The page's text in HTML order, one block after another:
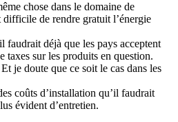
chose dans le domaine de
difficile de rendre gratuit l’énergie
faudrait déjà que les pays acceptent
taxes sur les produits en question.
je doute que ce soit le cas dans les
coûts d’installation qu’il faudrait
évident d’entretien.